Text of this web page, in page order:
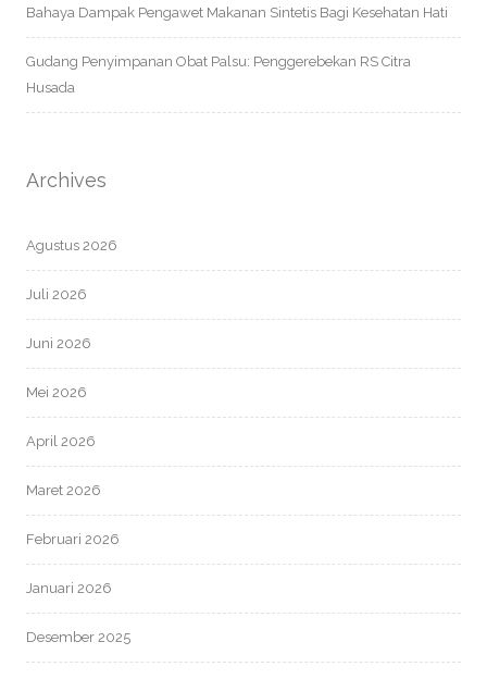
Bahaya Dampak Pengawet Makanan Sintetis Bagi Kesehatan Hati
Gudang Penyimpanan Obat Palsu: Penggerebekan RS Citra
Husada
Archives
Agustus 2026
Juli 2026
Juni 2026
Mei 2026
April 2026
Maret 2026
Februari 2026
Januari 2026
Desember 2025